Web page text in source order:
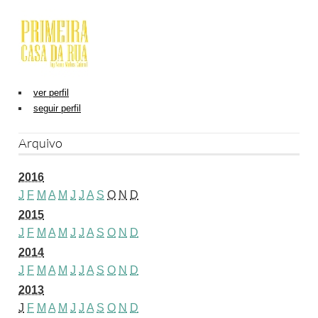
ver perfil
seguir perfil
Arquivo
2016
J F M A M J J A S O N D
2015
J F M A M J J A S O N D
2014
J F M A M J J A S O N D
2013
J F M A M J J A S O N D